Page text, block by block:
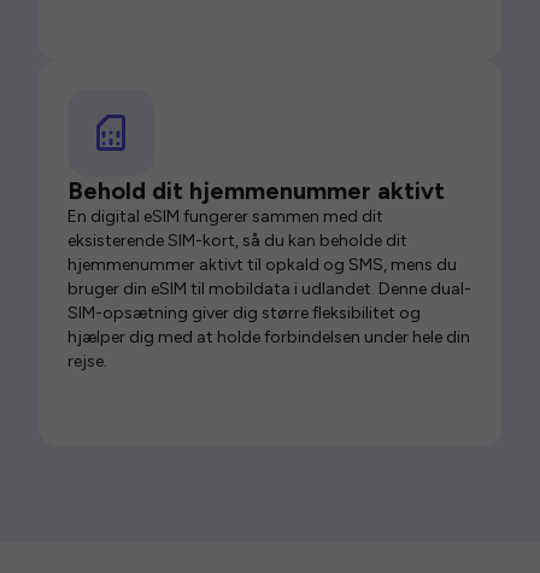
Behold dit hjemmenummer aktivt
En digital eSIM fungerer sammen med dit
eksisterende SIM-kort, så du kan beholde dit
hjemmenummer aktivt til opkald og SMS, mens du
bruger din eSIM til mobildata i udlandet. Denne dual-
SIM-opsætning giver dig større fleksibilitet og
hjælper dig med at holde forbindelsen under hele din
rejse.